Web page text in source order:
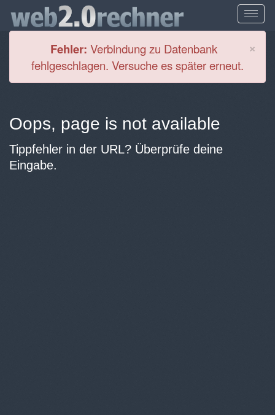
×
Fehler: Verbindung zu Datenbank
fehlgeschlagen. Versuche es später erneut.
Oops, page is not available
Tippfehler in der URL? Überprüfe deine
Eingabe.